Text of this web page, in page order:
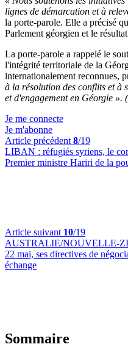
lignes de démarcation et à
la porte-parole. Elle a précisé
Parlement géorgien et le
La porte-parole a rappelé le
l'intégrité territoriale de la
internationalement reconnues,
à la résolution des conflits et à
et d'engagement en Géorgie ».
Je me connecte
Je m'abonne
Article précédent 8/19
LIBAN : réfugiés syriens, le
Premier ministre Hariri de la
Article suivant 10/19
AUSTRALIE/NOUVELLE-
22 mai, ses directives de
échange
Sommaire